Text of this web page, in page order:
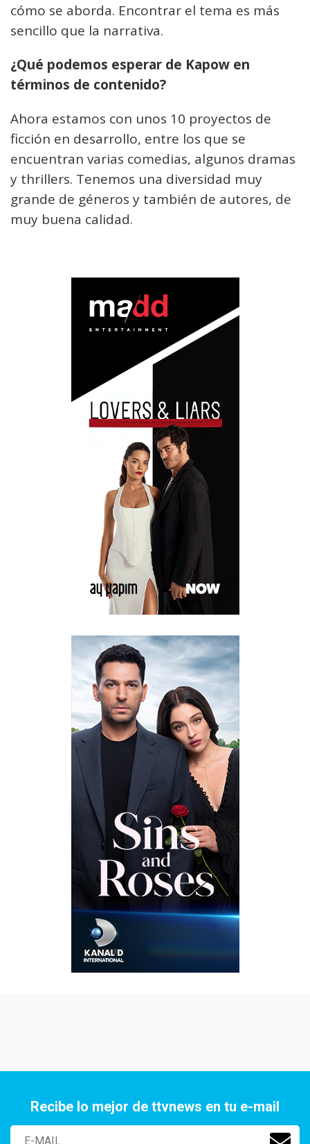
cómo se aborda. Encontrar el tema es más
sencillo que la narrativa.
¿Qué podemos esperar de Kapow en
términos de contenido?
Ahora estamos con unos 10 proyectos de
ficción en desarrollo, entre los que se
encuentran varias comedias, algunos dramas
y thrillers. Tenemos una diversidad muy
grande de géneros y también de autores, de
muy buena calidad.
Recibe lo mejor de ttvnews en tu e-mail